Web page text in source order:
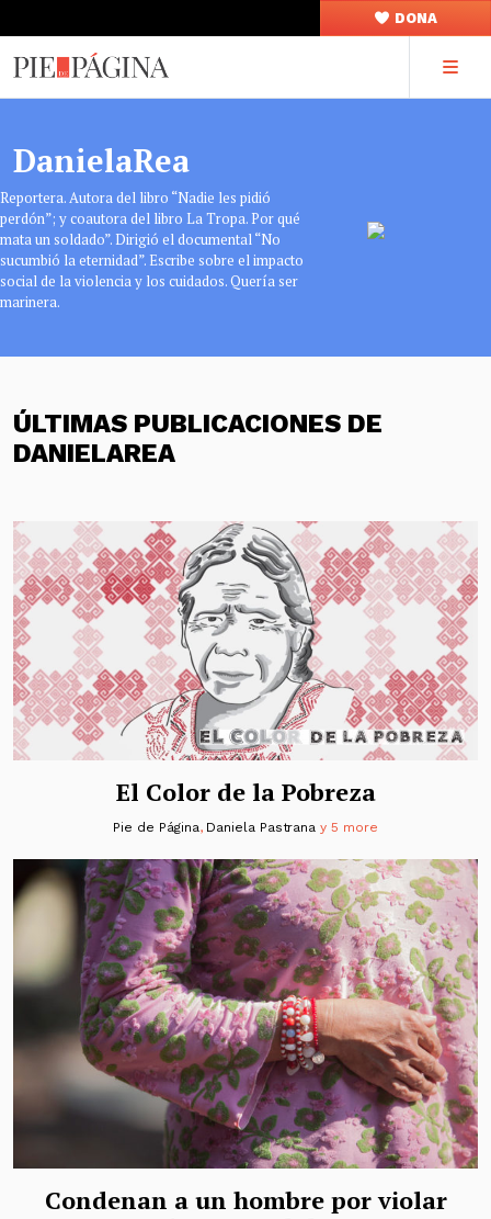
DONA
DanielaRea
Reportera. Autora del libro “Nadie les pidió
perdón”; y coautora del libro La Tropa. Por qué
mata un soldado”. Dirigió el documental “No
sucumbió la eternidad”. Escribe sobre el impacto
social de la violencia y los cuidados. Quería ser
marinera.
ÚLTIMAS PUBLICACIONES DE
DANIELAREA
El Color de la Pobreza
Pie de Página, Daniela Pastrana y 5 more
Condenan a un hombre por violar